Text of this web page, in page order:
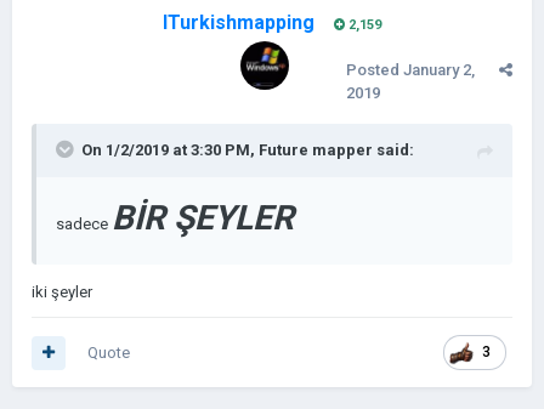
ITurkishmapping 2,159
Posted January 2,
2019
On 1/2/2019 at 3:30 PM, Future mapper said:
sadece BİR ŞEYLER
iki şeyler
3
Quote